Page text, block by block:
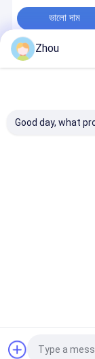
ভালো দাম
বাড়ি
আমাদের
Zhou
Good day, what